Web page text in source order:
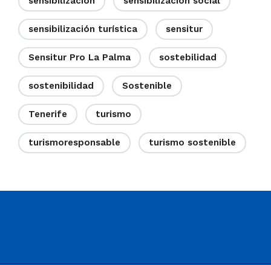
sensibilización turística sensitur
Sensitur Pro La Palma sostebilidad
sostenibilidad Sostenible
Tenerife turismo
turismoresponsable turismo sostenible